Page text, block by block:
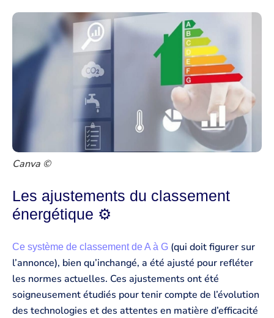
Canva ©
Les ajustements du classement
énergétique ⚙️
Ce système de classement de A à G (qui doit figurer sur
l’annonce), bien qu’inchangé, a été ajusté pour refléter
les normes actuelles. Ces ajustements ont été
soigneusement étudiés pour tenir compte de l’évolution
des technologies et des attentes en matière d’efficacité